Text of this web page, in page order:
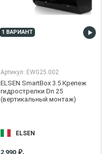
1 ВАРИАНТ
Артикул: EWG25.002
ELSEN SmartBox 3.5 Крепеж
гидрострелки Dn 25
(вертикальный монтаж)
ELSEN
2 990 ₽.